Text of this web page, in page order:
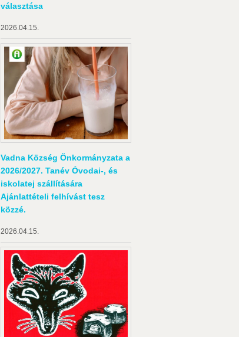
választása
2026.04.15.
Vadna Község Önkormányzata a
2026/2027. Tanév Óvodai-, és
iskolatej szállítására
Ajánlattételi felhívást tesz
közzé.
2026.04.15.